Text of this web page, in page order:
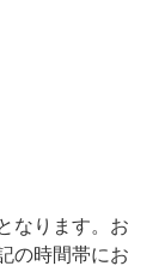
なります。お
の時間帯にお